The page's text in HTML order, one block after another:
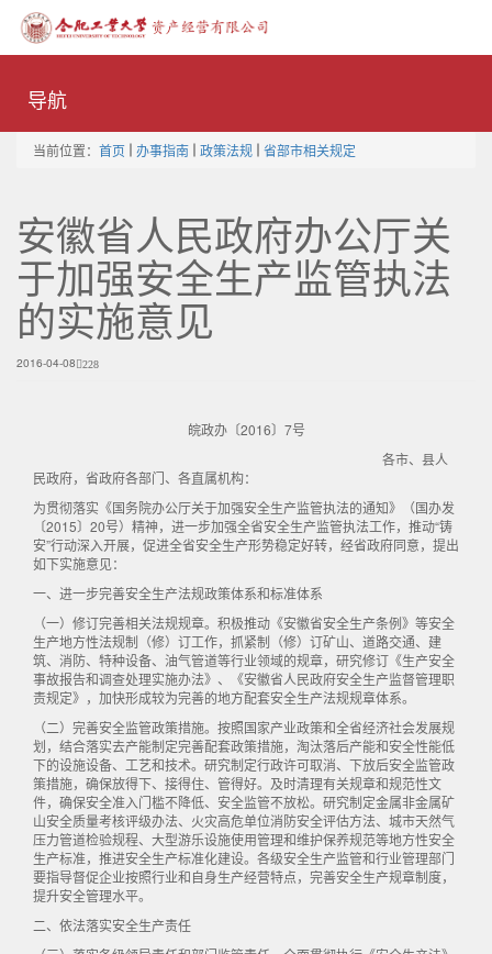
导航
当前位置： 首页 办事指南 政策法规 省部市相关规定
安徽省人民政府办公厅关
于加强安全生产监管执法
的实施意见
2016-04-08 228
皖政办〔2016〕7号
各市、县人
民政府，省政府各部门、各直属机构：
为贯彻落实《国务院办公厅关于加强安全生产监管执法的通知》（国办发
〔2015〕20号）精神，进一步加强全省安全生产监管执法工作，推动“铸
安”行动深入开展，促进全省安全生产形势稳定好转，经省政府同意，提出
如下实施意见：
一、进一步完善安全生产法规政策体系和标准体系
（一）修订完善相关法规规章。积极推动《安徽省安全生产条例》等安全
生产地方性法规制（修）订工作，抓紧制（修）订矿山、道路交通、建
筑、消防、特种设备、油气管道等行业领域的规章，研究修订《生产安全
事故报告和调查处理实施办法》、《安徽省人民政府安全生产监督管理职
责规定》，加快形成较为完善的地方配套安全生产法规规章体系。
（二）完善安全监管政策措施。按照国家产业政策和全省经济社会发展规
划，结合落实去产能制定完善配套政策措施，淘汰落后产能和安全性能低
下的设施设备、工艺和技术。研究制定行政许可取消、下放后安全监管政
策措施，确保放得下、接得住、管得好。及时清理有关规章和规范性文
件，确保安全准入门槛不降低、安全监管不放松。研究制定金属非金属矿
山安全质量考核评级办法、火灾高危单位消防安全评估方法、城市天然气
压力管道检验规程、大型游乐设施使用管理和维护保养规范等地方性安全
生产标准，推进安全生产标准化建设。各级安全生产监管和行业管理部门
要指导督促企业按照行业和自身生产经营特点，完善安全生产规章制度，
提升安全管理水平。
二、依法落实安全生产责任